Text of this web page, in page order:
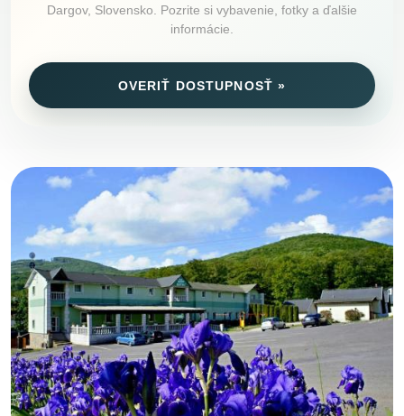
Dargov, Slovensko. Pozrite si vybavenie, fotky a ďalšie
informácie.
OVERIŤ DOSTUPNOSŤ »